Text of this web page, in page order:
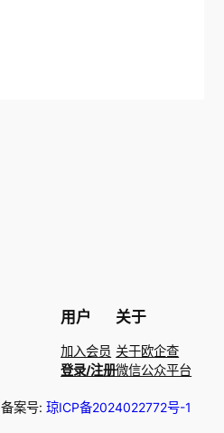
用户
加入会员
登录/注册
关于
关于欧企查
微信公众平台
备案号:琼ICP备2024022772号-1